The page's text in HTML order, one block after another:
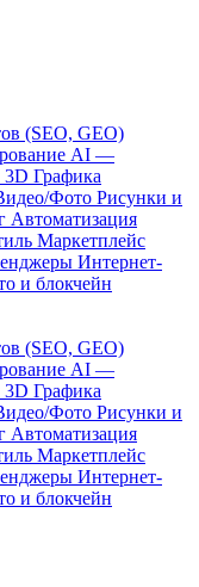
(SEO, GEO)
AI —
3D Графика
Фото Рисунки и
Автоматизация
Маркетплейс
Интернет-
и блокчейн
(SEO, GEO)
AI —
3D Графика
Фото Рисунки и
Автоматизация
Маркетплейс
Интернет-
и блокчейн